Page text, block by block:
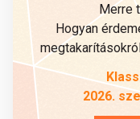
Merre
Hogyan
2026.